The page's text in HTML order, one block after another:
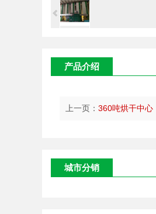
产品介绍
上一页： 360吨烘干中心
城市分销